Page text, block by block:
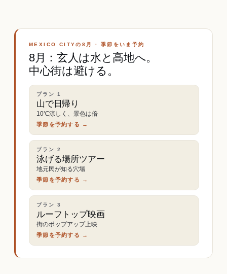
MEXICO CITYの8月 · 季節をいま予約
8月：玄人は水と高地へ。
中心街は避ける。
プラン 1
山で日帰り
10℃涼しく、景色は倍
季節を予約する →
プラン 2
泳げる場所ツアー
地元民が知る穴場
季節を予約する →
プラン 3
ルーフトップ映画
街のポップアップ上映
季節を予約する →